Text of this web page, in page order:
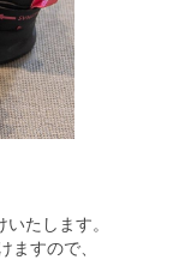
たします。
ますので、